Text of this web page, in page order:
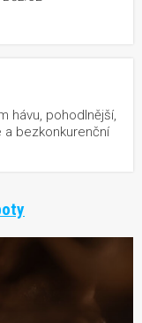
hávu, pohodlnější,
a bezkonkurenční